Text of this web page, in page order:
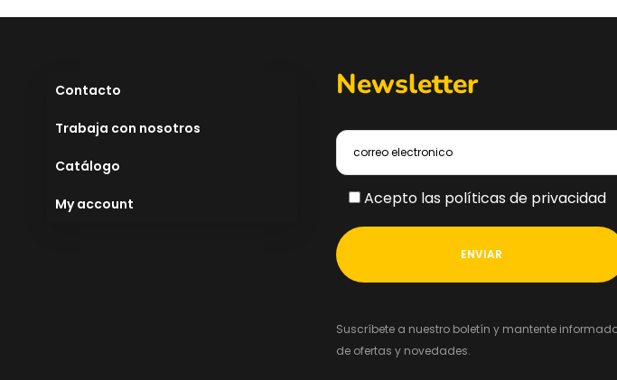
Contacto
Trabaja con nosotros
Catálogo
My account
Newsletter
Acepto las políticas de privacidad
Suscríbete a nuestro boletín y mantente
de ofertas y novedades.